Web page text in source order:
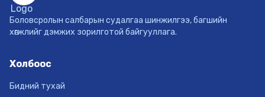
Боловсролын салбарын судалгаа шинжилгээ, багшийн
хөгжлийг дэмжих зорилготой байгууллага.
Холбоос
Бидний тухай